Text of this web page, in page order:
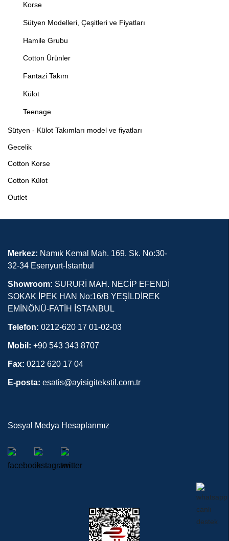
Korse
Sütyen Modelleri, Çeşitleri ve Fiyatları
Hamile Grubu
Cotton Ürünler
Fantazi Takım
Külot
Teenage
Sütyen - Külot Takımları model ve fiyatları
Gecelik
Cotton Korse
Cotton Külot
Outlet
Merkez: Namık Kemal Mah. 169. Sk. No:30-
32-34 Esenyurt-İstanbul
Showroom: SURURİ MAH. NECİP EFENDİ
SOKAK İPEK HAN No:16/B YEŞİLDİREK
EMİNÖNÜ-FATİH İSTANBUL
Telefon: 0212-620 17 01-02-03
Mobil: +90 543 343 8707
Fax: 0212 620 17 04
E-posta: esatis@ayisigitekstil.com.tr
Sosyal Medya Hesaplarımız